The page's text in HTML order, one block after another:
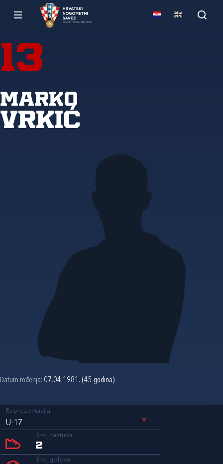
13
Marko
Vrkić
Datum rođenja: 07.04.1981. (45 godina)
Reprezentacija
U-17
Broj nastupa
2
Broj golova